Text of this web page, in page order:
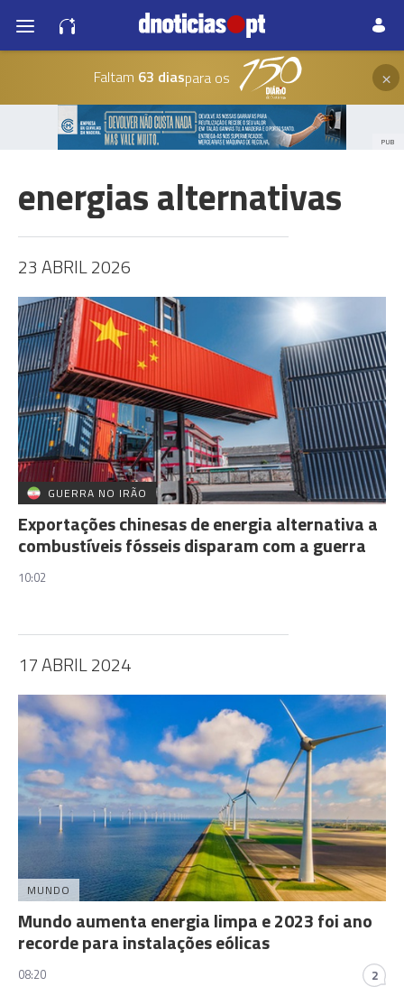
Faltam 63 diaspara os ×
PUB
energias alternativas
23 ABRIL 2026
GUERRA NO IRÃO
Exportações chinesas de energia alternativa a
combustíveis fósseis disparam com a guerra
10:02
17 ABRIL 2024
MUNDO
Mundo aumenta energia limpa e 2023 foi ano
recorde para instalações eólicas
08:20 2